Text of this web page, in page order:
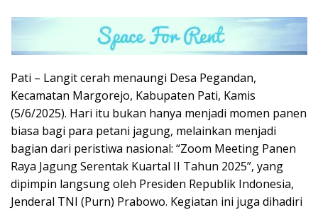
Pati – Langit cerah menaungi Desa Pegandan,
Kecamatan Margorejo, Kabupaten Pati, Kamis
(5/6/2025). Hari itu bukan hanya menjadi momen panen
biasa bagi para petani jagung, melainkan menjadi
bagian dari peristiwa nasional: “Zoom Meeting Panen
Raya Jagung Serentak Kuartal II Tahun 2025”, yang
dipimpin langsung oleh Presiden Republik Indonesia,
Jenderal TNI (Purn) Prabowo. Kegiatan ini juga dihadiri